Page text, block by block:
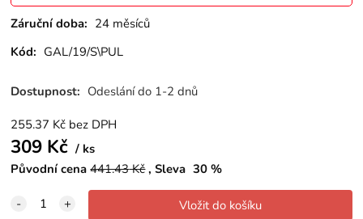
Záruční doba: 24 měsíců
Kód: GAL/19/S\PUL
Dostupnost: Odeslání do 1-2 dnů
255.37 Kč bez DPH
309 Kč
ks
Původní cena 441.43Kč Sleva 30 %